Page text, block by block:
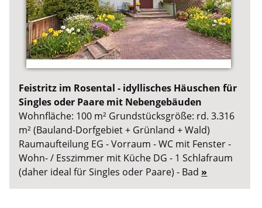
Feistritz im Rosental - idyllisches Häuschen für
Singles oder Paare mit Nebengebäuden
Wohnfläche: 100 m² Grundstücksgröße: rd. 3.316
m² (Bauland-Dorfgebiet + Grünland + Wald)
Raumaufteilung EG - Vorraum - WC mit Fenster -
Wohn- / Esszimmer mit Küche DG - 1 Schlafraum
(daher ideal für Singles oder Paare) - Bad »